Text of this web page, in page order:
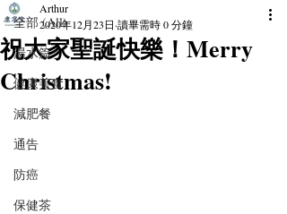
全部 (All)
湯水篇
健康美食
減肥餐
通告
防癌
保健茶
祝大家聖誕快樂！Merry
Christmas!
Arthur
2020年12月23日 讀畢需時 0 分鐘